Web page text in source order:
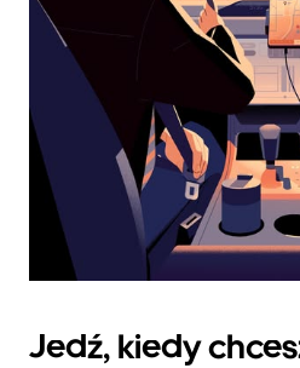
kalendarz.
Jedź, kiedy